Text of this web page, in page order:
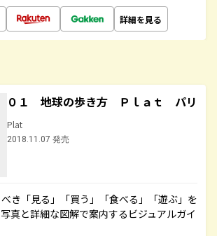
詳細を見る
０１ 地球の歩き方 Ｐｌａｔ パリ
Plat
2018.11.07 発売
き「見る」「買う」「食べる」「遊ぶ」を
真と詳細な図解で案内するビジュアルガイ